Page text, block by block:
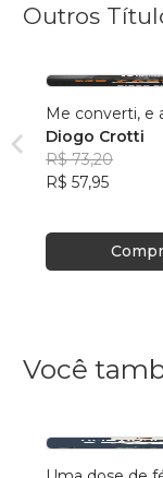
Outros
Me converti, e
Diogo Crotti
R$ 73,20
R$ 57,95
Você